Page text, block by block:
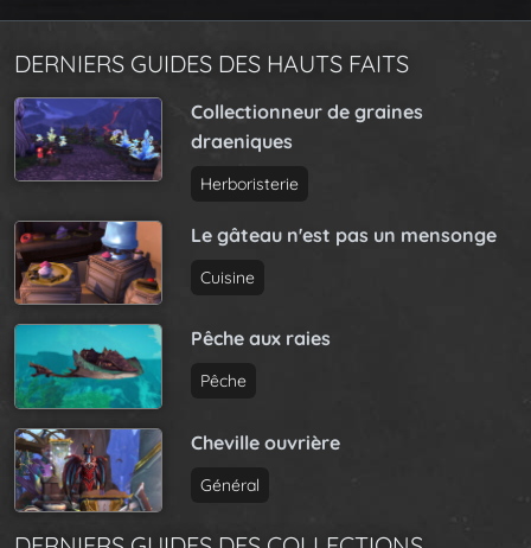
DERNIERS GUIDES DES HAUTS FAITS
Collectionneur de graines
draeniques
Herboristerie
Le gâteau n'est pas un mensonge
Cuisine
Pêche aux raies
Pêche
Cheville ouvrière
Général